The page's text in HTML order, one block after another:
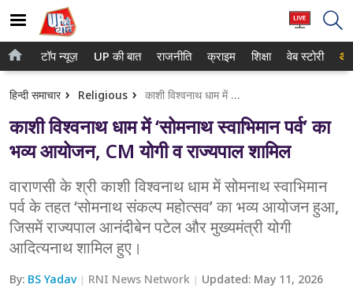
होम
टॉप न्यूज़
UP की बात
क्राइम
शिक्षा
वेब स्टोरी
टॉप न्यूज़ UP की बात राजनीति क्राइम शिक्षा वेब स्टोरी
हिन्दी समाचार Religious काशी विश्वनाथ धाम में ‘सोमनाथ स्वाभिमान पर्व’ का भव्य आयोजन, CM योगी व राज्यपाल शामिल
काशी विश्वनाथ धाम में ‘सोमनाथ स्वाभिमान पर्व’ का
भव्य आयोजन, CM योगी व राज्यपाल शामिल
वाराणसी के श्री काशी विश्वनाथ धाम में सोमनाथ स्वाभिमान
पर्व के तहत ‘सोमनाथ संकल्प महोत्सव’ का भव्य आयोजन हुआ,
जिसमें राज्यपाल आनंदीबेन पटेल और मुख्यमंत्री योगी
आदित्यनाथ शामिल हुए।
By: BS Yadav RNI News Network Updated: May 11, 2026
गाजियाबाद
लखनऊ
वाराणसी
आगरा
अयोध्या